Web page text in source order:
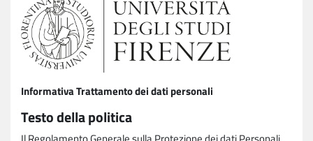
Informativa Trattamento dei dati personali
Testo della politica